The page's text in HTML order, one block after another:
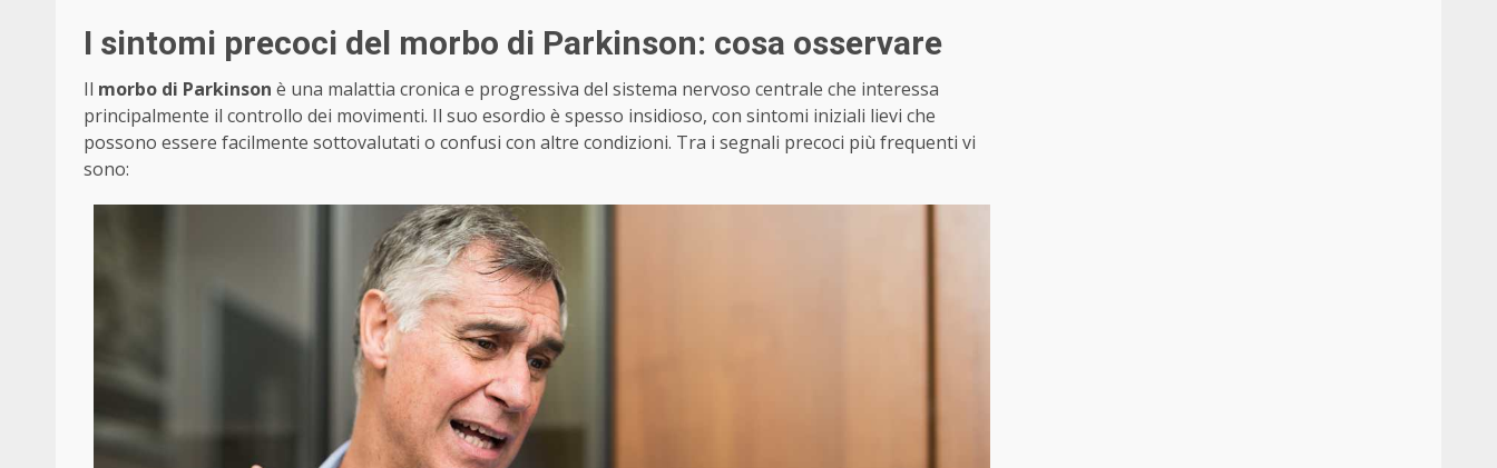
I sintomi precoci del morbo di Parkinson: cosa osservare
Il morbo di Parkinson è una malattia cronica e progressiva del sistema nervoso centrale che interessa
principalmente il controllo dei movimenti. Il suo esordio è spesso insidioso, con sintomi iniziali lievi che
possono essere facilmente sottovalutati o confusi con altre condizioni. Tra i segnali precoci più frequenti vi
sono: